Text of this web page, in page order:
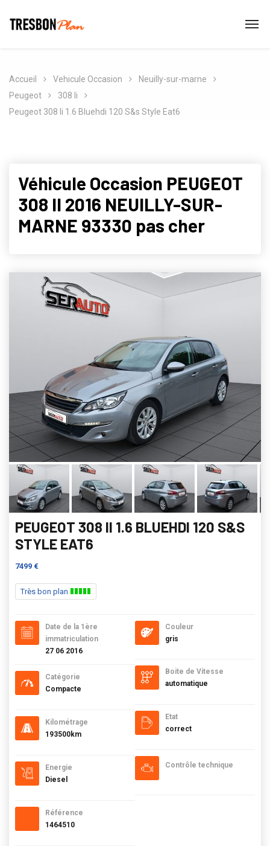
Accueil Vehicule Occasion
Neuilly-sur-marne
Peugeot
308 Ii
Peugeot 308 Ii 1.6 Bluehdi 120 S&s Style Eat6
Véhicule Occasion PEUGEOT
308 II 2016 NEUILLY-SUR-
MARNE 93330 pas cher
PEUGEOT 308 II 1.6 BLUEHDI 120 S&S
STYLE EAT6
7499 €
Très bon plan
Date de la 1ère
immatriculation
27 06 2016
Catégorie
Compacte
Kilométrage
193500km
Energie
Diesel
Référence
1464510
Couleur
gris
Boite de Vitesse
automatique
Etat
correct
Contrôle technique